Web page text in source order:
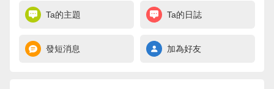
Ta的主題 Ta的日誌
發短消息 加為好友